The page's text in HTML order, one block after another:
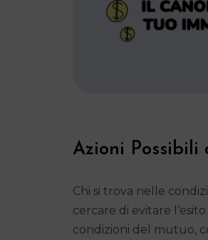
Azioni Possibili
Chi si trova nelle
cercare di evitare
condizioni del mutuo,